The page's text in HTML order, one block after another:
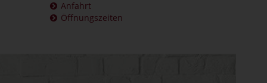
Anfahrt
Öffnungszeiten